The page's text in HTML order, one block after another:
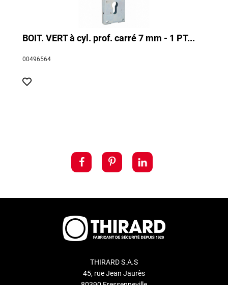
BOIT. VERT à cyl. prof. carré 7 mm - 1 PT...
00496564
THIRARD S.A.S
45, rue Jean Jaurès